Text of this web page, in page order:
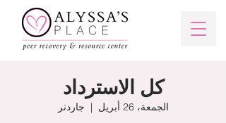
كل الاسترداد
الجمعة، 26 أبريل
  |
جاردنر